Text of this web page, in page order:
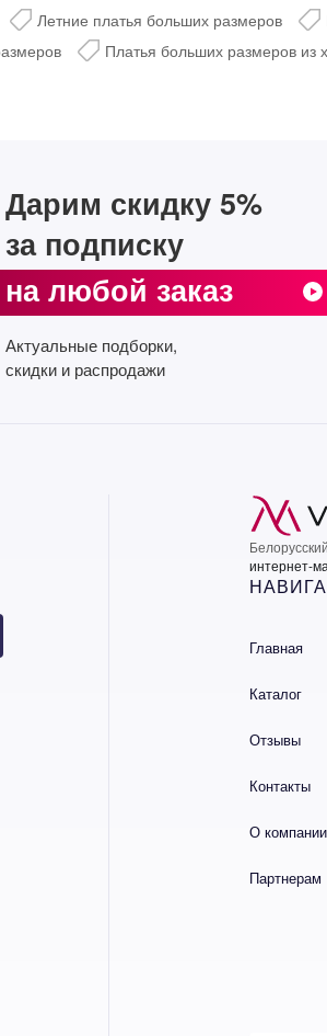
Таблица размеров
Летние платья больших размеров
Платья больших размеров из
Дарим скидку 5%
за подписку
на любой заказ
Актуальные подборки,
скидки и распродажи
интернет-
Главная
Каталог
Отзывы
Контакты
О компании
Партнерам